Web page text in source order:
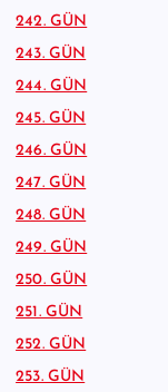
242. GÜN
243. GÜN
244. GÜN
245. GÜN
246. GÜN
247. GÜN
248. GÜN
249. GÜN
250. GÜN
251. GÜN
252. GÜN
253. GÜN